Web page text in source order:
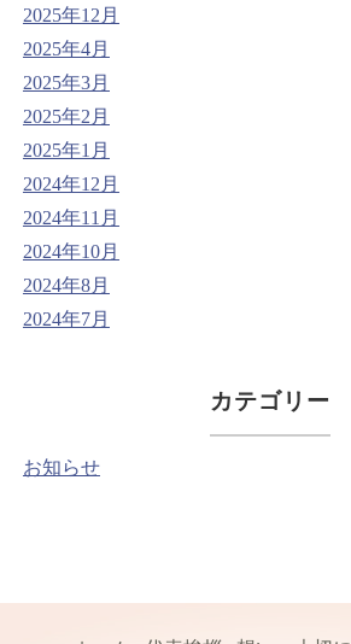
2025年12月
2025年4月
2025年3月
2025年2月
2025年1月
2024年12月
2024年11月
2024年10月
2024年8月
2024年7月
カテゴリー
お知らせ